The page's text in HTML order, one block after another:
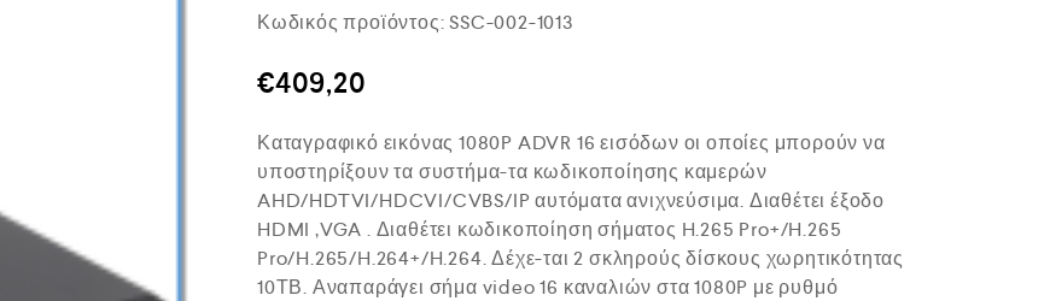
Β
α
μ
ο
γ
ή
θ
η
κ
ε
μ
ε
Κωδικός προϊόντος: SSC-002-1013
€409,20
Καταγραφικό εικόνας 1080P ADVR 16 εισόδων οι οποίες μπορούν να
υποστηρίξουν τα συστήμα-τα κωδικοποίησης καμερών
AHD/HDTVI/HDCVI/CVBS/IP αυτόματα ανιχνεύσιμα. Διαθέτει έξοδο
HDMI ,VGA . Διαθέτει κωδικοποίηση σήματος H.265 Pro+/H.265
Pro/H.265/H.264+/H.264. Δέχε-ται 2 σκληρούς δίσκους χωρητικότητας
10ΤΒ. Αναπαράγει σήμα video 16 καναλιών στα 1080P με ρυθμό